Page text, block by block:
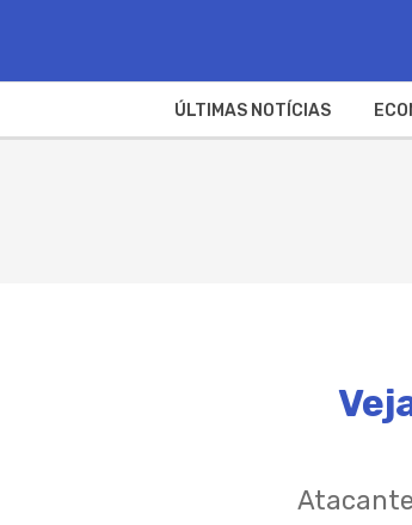
ÚLTIMAS NOTÍCIAS